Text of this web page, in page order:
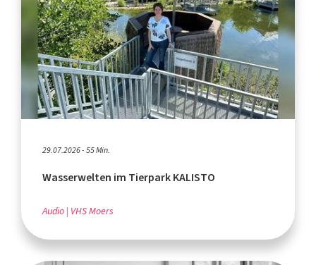
29.07.2026 - 55 Min.
Wasserwelten im Tierpark KALISTO
Audio VHS Moers